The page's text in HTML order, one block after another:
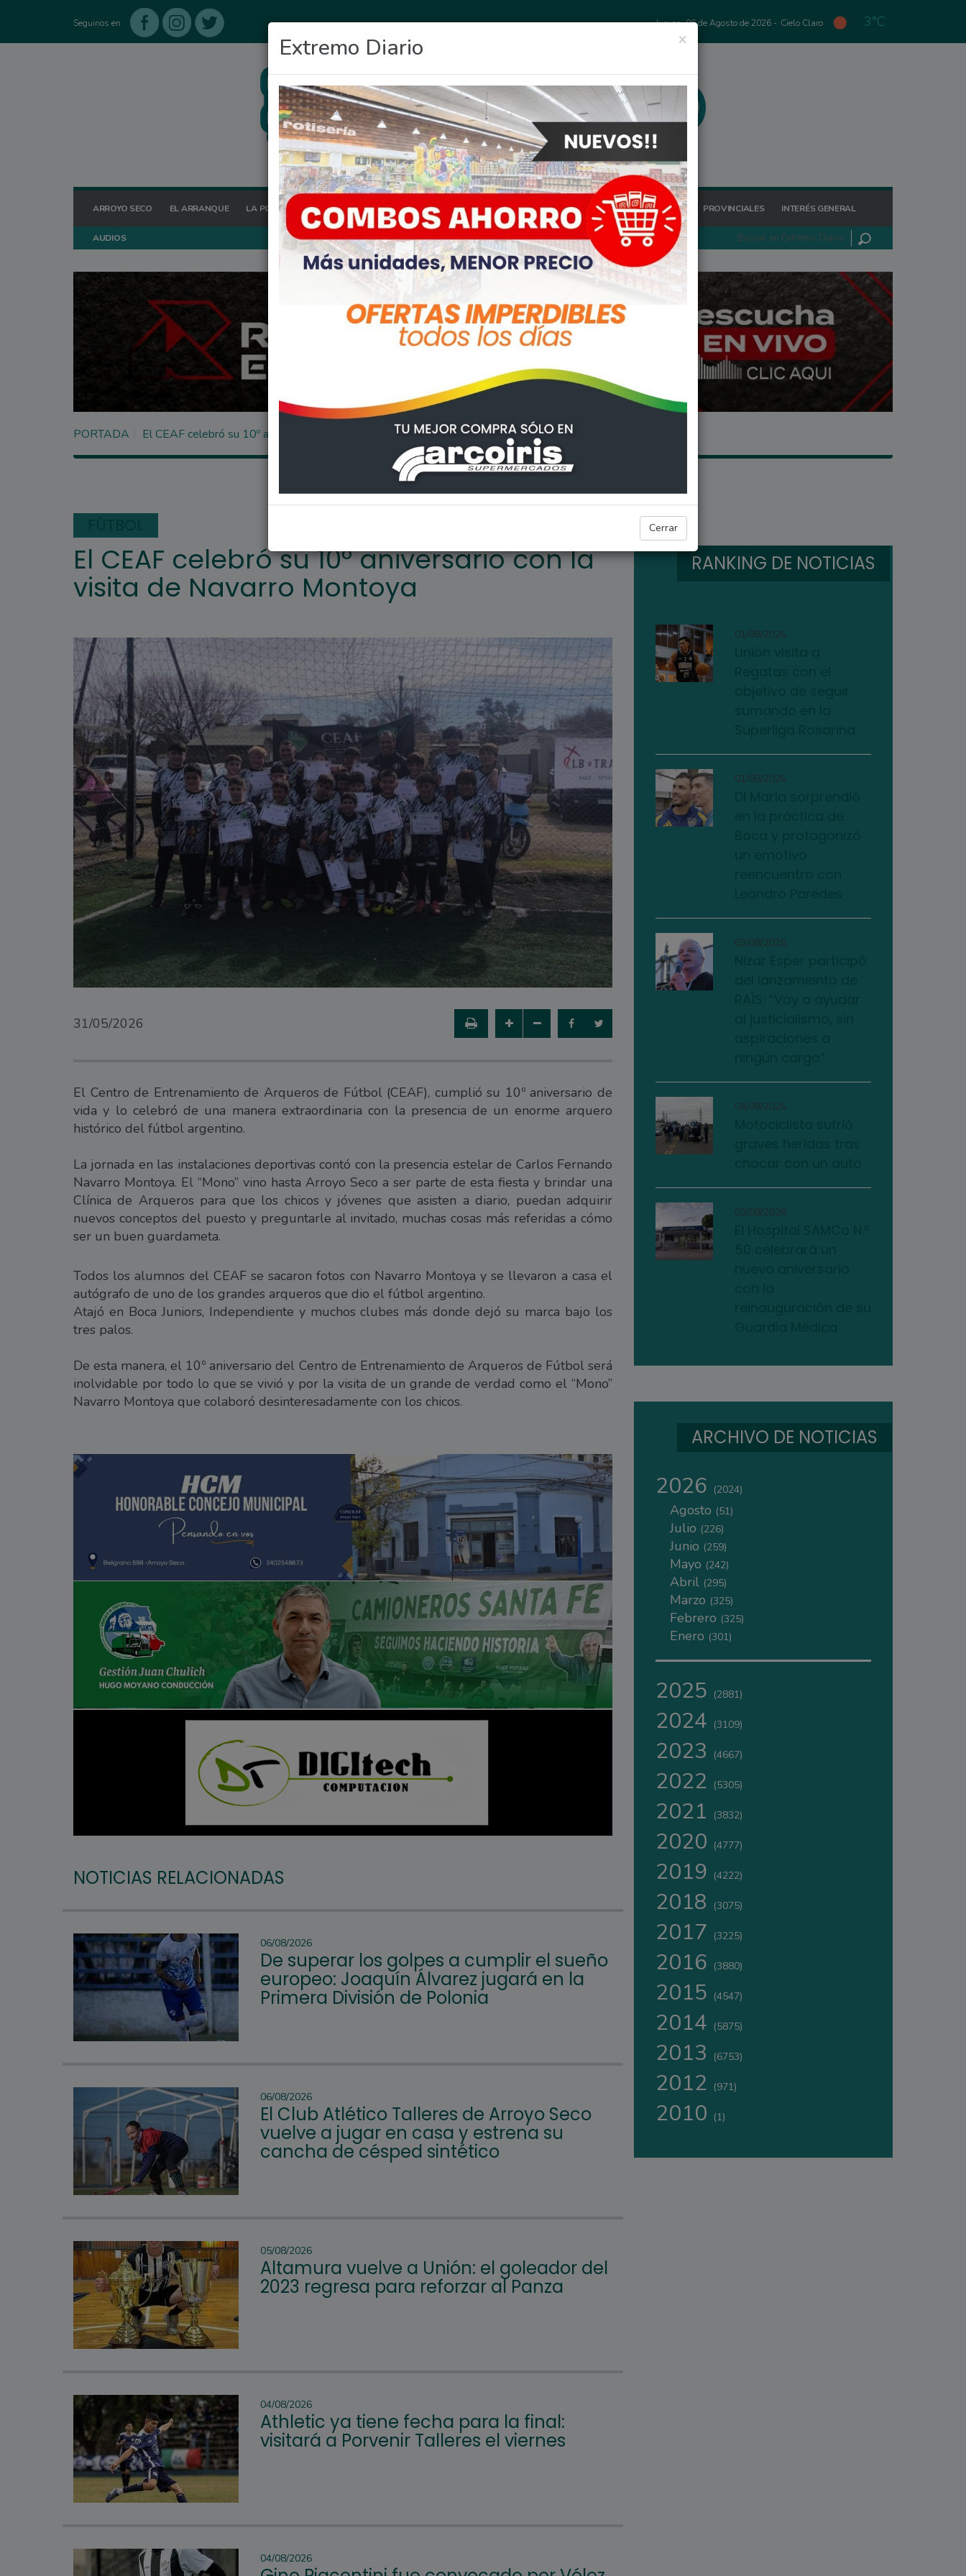
Seguinos en Jueves, 06 de Agosto de 2026 - Cielo Claro 3°C
ARROYO SECO EL ARRANQUE LA POSTA HOY OCIO DEPORTES FIGHIERA GENERAL LAGOS POLICIALES REGIONALES PROVINCIALES INTERÉS GENERAL
AUDIOS
×
Extremo Diario
Cerrar
PORTADA El CEAF celebró su 10º aniversario con la visita de Navarro Montoya
DEPORTES
El CEAF celebró su 10º aniversario con la
visita de Navarro Montoya
31/05/2026
El Centro de Entrenamiento de Arqueros de Fútbol (CEAF), cumplió su 10º aniversario de
vida y lo celebró de una manera extraordinaria con la presencia de un enorme arquero
histórico del fútbol argentino.
La jornada en las instalaciones deportivas contó con la presencia estelar de Carlos Fernando
Navarro Montoya. El “Mono” vino hasta Arroyo Seco a ser parte de esta fiesta y brindar una
Clínica de Arqueros para que los chicos y jóvenes que asisten a diario, puedan adquirir
nuevos conceptos del puesto y preguntarle al invitado, muchas cosas más referidas a cómo
ser un buen guardameta.
Todos los alumnos del CEAF se sacaron fotos con Navarro Montoya y se llevaron a casa el
autógrafo de uno de los grandes arqueros que dio el fútbol argentino.
Atajó en Boca Juniors, Independiente y muchos clubes más donde dejó su marca bajo los
tres palos.
De esta manera, el 10º aniversario del Centro de Entrenamiento de Arqueros de Fútbol será
inolvidable por todo lo que se vivió y por la visita de un grande de verdad como el “Mono”
Navarro Montoya que colaboró desinteresadamente con los chicos.
NOTICIAS RELACIONADAS
06/08/2026
De superar los golpes a cumplir el sueño
europeo: Joaquín Álvarez jugará en la
Primera División de Polonia
06/08/2026
El Club Atlético Talleres de Arroyo Seco
vuelve a jugar en casa y estrena su
cancha de césped sintético
05/08/2026
Altamura vuelve a Unión: el goleador del
2023 regresa para reforzar al Panza
04/08/2026
Athletic ya tiene fecha para la final:
visitará a Porvenir Talleres el viernes
04/08/2026
RANKING DE NOTICIAS
01/08/2026
01/08/2026
03/08/2026
04/08/2026
03/08/2026
ARCHIVO DE NOTICIAS
2026 (2024)
Agosto (51)
Julio (226)
Junio (259)
Mayo (242)
Abril (295)
Marzo (325)
Febrero (325)
Enero (301)
2025 (2881)
2024 (3109)
2023 (4667)
2022 (5305)
2021 (3832)
2020 (4777)
2019 (4222)
2018 (3075)
2017 (3225)
2016 (3880)
2015 (4547)
2014 (5875)
2013 (6753)
2012 (971)
2010 (1)